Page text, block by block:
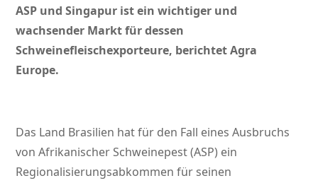
ASP und Singapur ist ein wichtiger und
wachsender Markt für dessen
Schweinefleischexporteure, berichtet Agra
Europe.
Das Land Brasilien hat für den Fall eines Ausbruchs
von Afrikanischer Schweinepest (ASP) ein
Regionalisierungsabkommen für seinen